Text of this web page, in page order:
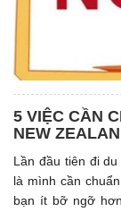
5 VIỆC CẦN
NEW
Lần đầu tiên đi
là mình cần
bạn ít bỡ ngỡ